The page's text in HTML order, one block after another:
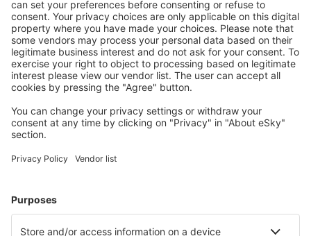
Copyright © eSky.ba. Sva prava zadržana.